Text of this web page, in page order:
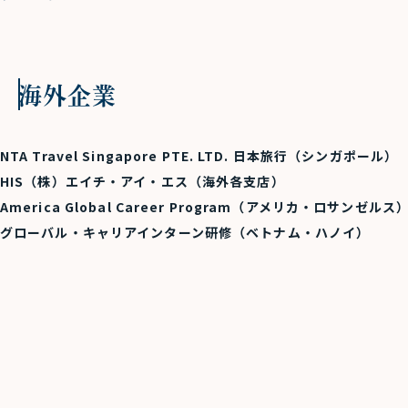
海外企業
NTA Travel Singapore PTE. LTD. 日本旅行（シンガポール）
HIS（株）エイチ・アイ・エス（海外各支店）
America Global Career Program（アメリカ・ロサンゼルス
グローバル・キャリアインターン研修（ベトナム・ハノイ）